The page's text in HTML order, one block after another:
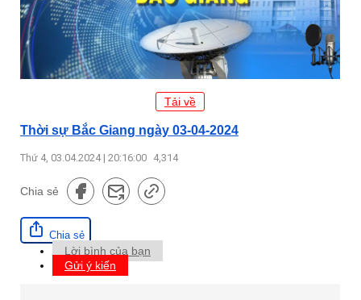
Tải về
Thời sự Bắc Giang ngày 03-04-2024
Thứ 4, 03.04.2024 | 20:16:00 4,314
Chia sẻ
Chia sẻ
Lời bình của bạn
Gửi ý kiến